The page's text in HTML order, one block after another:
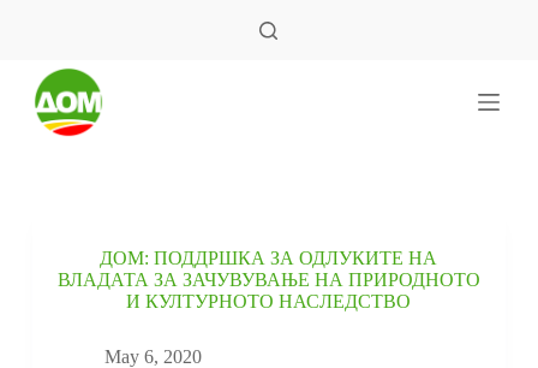
ДОМ: ПОДДРШКА ЗА ОДЛУКИТЕ НА
ВЛАДАТА ЗА ЗАЧУВУВАЊЕ НА ПРИРОДНОТО
И КУЛТУРНОТО НАСЛЕДСТВО
May 6, 2020